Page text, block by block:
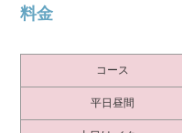
料金
コース
平日昼間